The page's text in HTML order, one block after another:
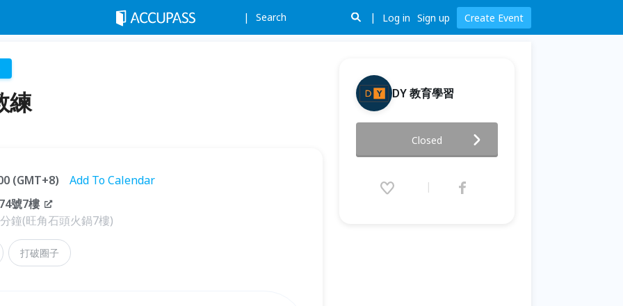
Search Log in Sign up Create Event
練
(GMT+8)
Add To Calendar
號7樓
鐘(旺角石頭火鍋7樓)
打破圈子
DY 教育學習
2025.11.04 (Tue) 13:30 - 16:00
(GMT+8)
Closed